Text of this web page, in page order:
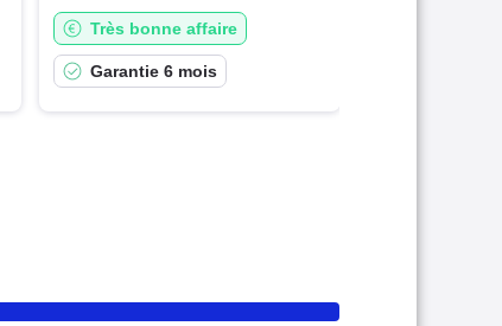
Très bonne affaire
Garantie 6 mois